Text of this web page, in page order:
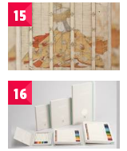
15
16